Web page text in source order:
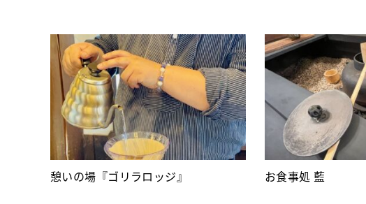
憩いの場『ゴリラロッジ』 お食事処 藍